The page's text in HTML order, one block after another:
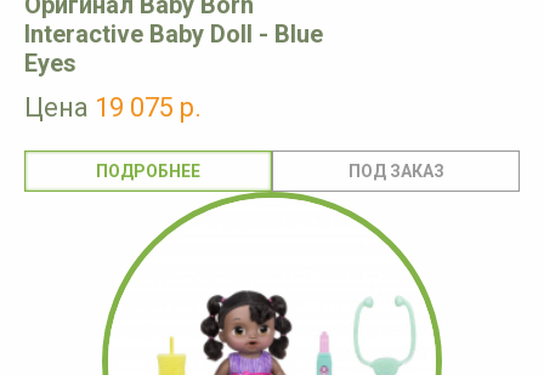
Interactive Baby Doll - Blue
Eyes
Цена 19 075 р.
ПОДРОБНЕЕ